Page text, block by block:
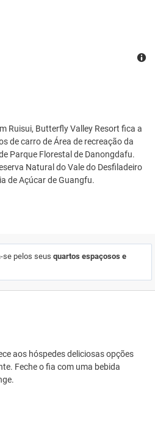
Ruisui, Butterfly Valley Resort fica a
de carro de Área de recreação da
Parque Florestal de Danongdafu.
Natural do Vale do Desfiladeiro
de Açúcar de Guangfu.
se pelos seus quartos espaçosos e
aos hóspedes deliciosas opções
Feche o fia com uma bebida